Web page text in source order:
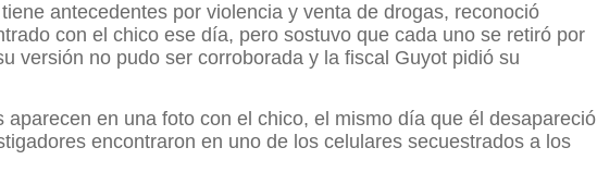
antecedentes por violencia y venta de drogas, reconoció
con el chico ese día, pero sostuvo que cada uno se retiró por
versión no pudo ser corroborada y la fiscal Guyot pidió su
aparecen en una foto con el chico, el mismo día que él desapareció
encontraron en uno de los celulares secuestrados a los